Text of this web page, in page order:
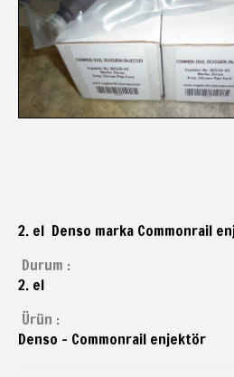
2. el Denso marka Commonrail
Durum :
2. el
Ürün :
Denso - Commonrail enjektör